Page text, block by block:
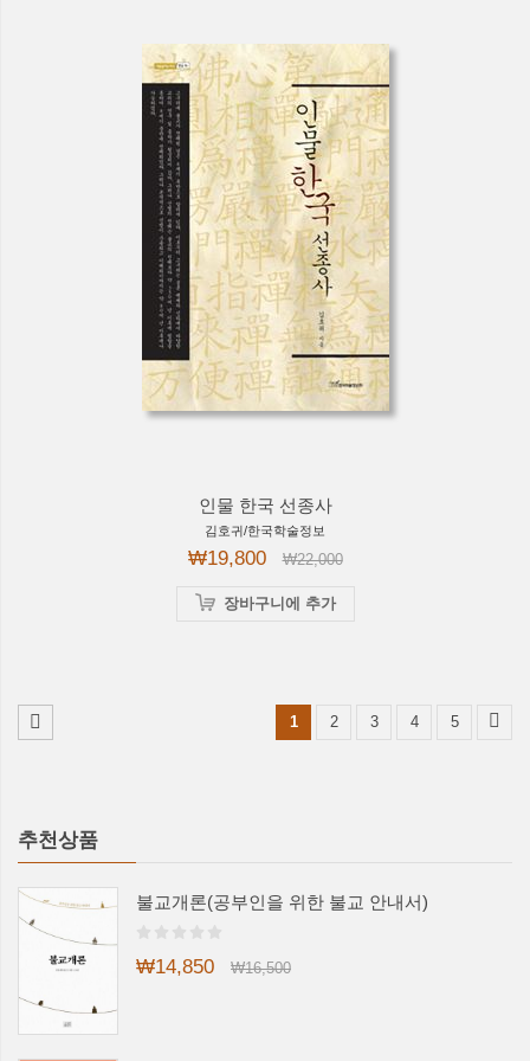
인물 한국 선종사
김호귀/한국학술정보
₩19,800 ₩22,000
장바구니에 추가
1 2 3 4 5
추천상품
불교개론(공부인을 위한 불교 안내서)
₩14,850 ₩16,500